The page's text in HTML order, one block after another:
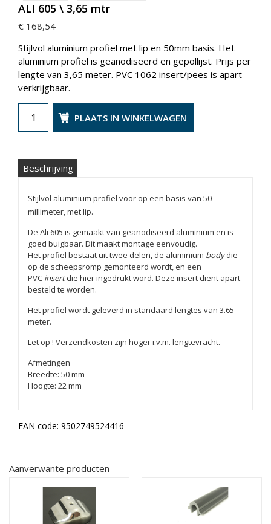
ALI 605 \ 3,65 mtr
€ 168,54
Stijlvol aluminium profiel met lip en 50mm basis. Het
aluminium profiel is geanodiseerd en gepollijst. Prijs per
lengte van 3,65 meter. PVC 1062 insert/pees is apart
verkrijgbaar.
PLAATS IN WINKELWAGEN
Beschrijving
Stijlvol aluminium profiel voor op een basis van 50
millimeter, met lip.
De Ali 605 is gemaakt van geanodiseerd aluminium en is
goed buigbaar. Dit maakt montage eenvoudig.
Het profiel bestaat uit twee delen, de aluminium bodydie
op de scheepsromp gemonteerd wordt, en een
PVC insertdie hier ingedrukt word. Deze insert dient apart
besteld te worden.
Het profiel wordt geleverd in standaard lengtes van 3.65
meter.
Let op ! Verzendkosten zijn hoger i.v.m. lengtevracht.
Afmetingen
Breedte: 50 mm
Hoogte: 22 mm
EAN code: 9502749524416
Aanverwante producten